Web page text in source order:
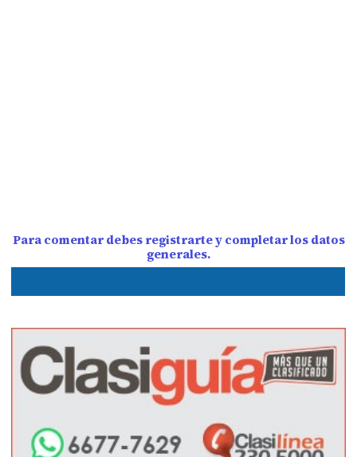
Para comentar debes registrarte y completar los datos
generales.